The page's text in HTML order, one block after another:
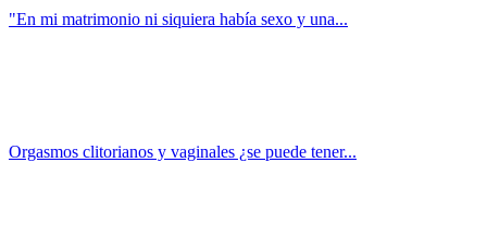
"En mi matrimonio ni siquiera había sexo y una...
Orgasmos clitorianos y vaginales ¿se puede tener...